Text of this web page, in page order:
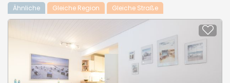
Ähnliche Gleiche Region Gleiche Straße